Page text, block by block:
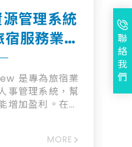
管理系統
服務業人
是專為旅宿業
事管理系統，幫
增加盈利。在大
MORE
聯
絡
我
們